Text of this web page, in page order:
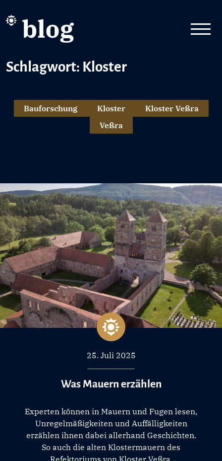
Schlagwort: Kloster
Bauforschung Kloster
Kloster Veßra
Veßra
25. Juli 2025
Was Mauern erzählen
Experten können in Mauern und Fugen lesen,
Unregelmäßigkeiten und Auffälligkeiten
erzählen ihnen dabei allerhand Geschichten.
So auch die alten Klostermauern des